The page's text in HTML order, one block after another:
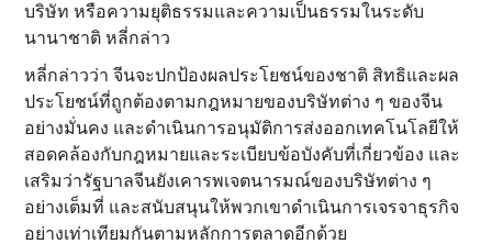
บริษัท หรือความยุติธรรมและความเป็นธรรมในระดับ
นานาชาติ หลี่กล่าว
หลี่กล่าวว่า จีนจะปกป้องผลประโยชน์ของชาติ สิทธิและผล
ประโยชน์ที่ถูกต้องตามกฎหมายของบริษัทต่าง ๆ ของจีน
อย่างมั่นคง และดำเนินการอนุมัติการส่งออกเทคโนโลยีให้
สอดคล้องกับกฎหมายและระเบียบข้อบังคับที่เกี่ยวข้อง และ
เสริมว่ารัฐบาลจีนยังเคารพเจตนารมณ์ของบริษัทต่าง ๆ
อย่างเต็มที่ และสนับสนุนให้พวกเขาดำเนินการเจรจาธุรกิจ
อย่างเท่าเทียมกันตามหลักการตลาดอีกด้วย